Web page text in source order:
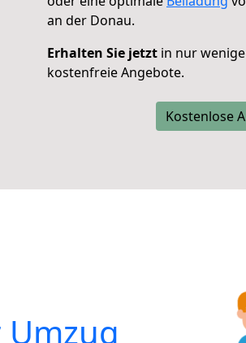
an der Donau.
Erhalten Sie jetzt in nur
kostenfreie Angebote.
Kostenlose